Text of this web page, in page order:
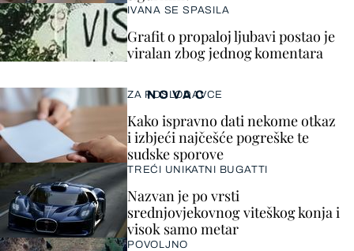
IVANA SE SPASILA
Grafit o propaloj ljubavi postao je
viralan zbog jednog komentara
NOVAC
ZA POSLODAVCE
Kako ispravno dati nekome otkaz
i izbjeći najčešće pogreške te
sudske sporove
TREĆI UNIKATNI BUGATTI
Nazvan je po vrsti
srednjovjekovnog viteškog konja i
visok samo metar
POVOLJNO